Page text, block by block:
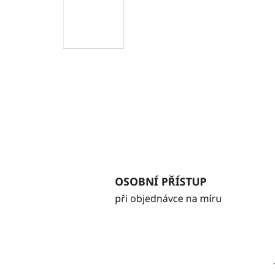
OSOBNÍ PŘÍSTUP
při objednávce na míru